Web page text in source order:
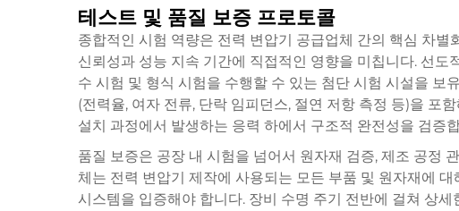
테스트 및 품질 보증 프로토콜
종합적인 시험 역량은 전력 변압기 공급업체 간의 핵심 차별
신뢰성과 성능 지속 기간에 직접적인 영향을 미칩니다. 선도
수 시험 및 형식 시험을 수행할 수 있는 첨단 시험 시설을 보
(전력율, 여자 전류, 단락 임피던스, 절연 저항 측정 등)을 포
설치 과정에서 발생하는 응력 하에서 구조적 완전성을 검증
품질 보증은 공장 내 시험을 넘어서 원자재 검증, 제조 공정
체는 전력 변압기 제작에 사용되는 모든 부품 및 원자재에
시스템을 입증해야 합니다. 장비 수명 주기 전반에 걸쳐 상